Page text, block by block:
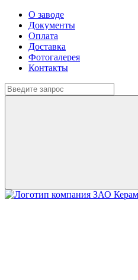
О заводе
Документы
Оплата
Доставка
Фотогалерея
Контакты